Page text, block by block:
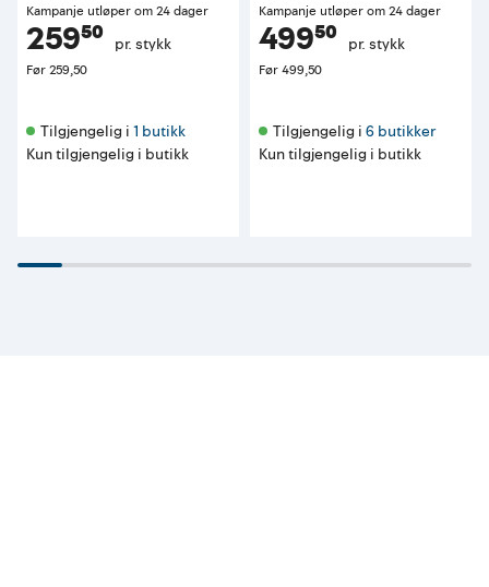
Kampanje utløper om 24 dager
259⁵⁰ pr. stykk
Før259,50
Tilgjengelig i 1 butikk
Kun tilgjengelig i butikk
Kampanje utløper om 24 dager
499⁵⁰ pr. stykk
Før499,50
Tilgjengelig i 6 butikker
Kun tilgjengelig i butikk